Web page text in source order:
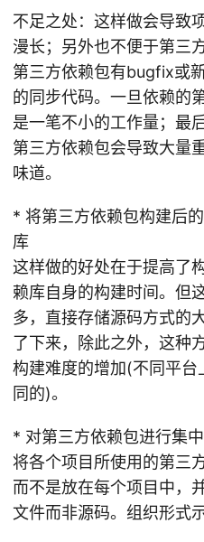
不足之处：这样做会导致
漫长；另外也不便于第三
第三方依赖包有bugfix或
的同步代码。一旦依赖的
是一笔不小的工作量；最
第三方依赖包会导致大量
味道。
* 将第三方依赖包构建后
库
这样做的好处在于提高了
赖库自身的构建时间。但
多，直接存储源码方式的
了下来，除此之外，这种
构建难度的增加(不同平
同的)。
* 对第三方依赖包进行集
将各个项目所使用的第三
而不是放在每个项目中，
文件而非源码。组织形式